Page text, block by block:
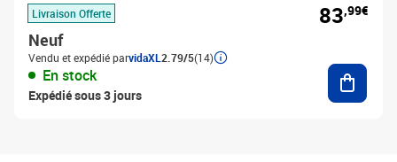
Livraison Offerte
Neuf
Vendu et expédié parvidaXL 2.79/5(14)
En stock
Expédié sous 3 jours
83,99€